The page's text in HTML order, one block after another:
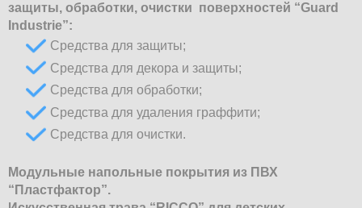
защиты, обработки, очистки поверхностей “Guard
Industrie”:
Средства для защиты;
Средства для декора и защиты;
Средства для обработки;
Средства для удаления граффити;
Средства для очистки.
Модульные напольные покрытия из ПВХ
“Пластфактор”.